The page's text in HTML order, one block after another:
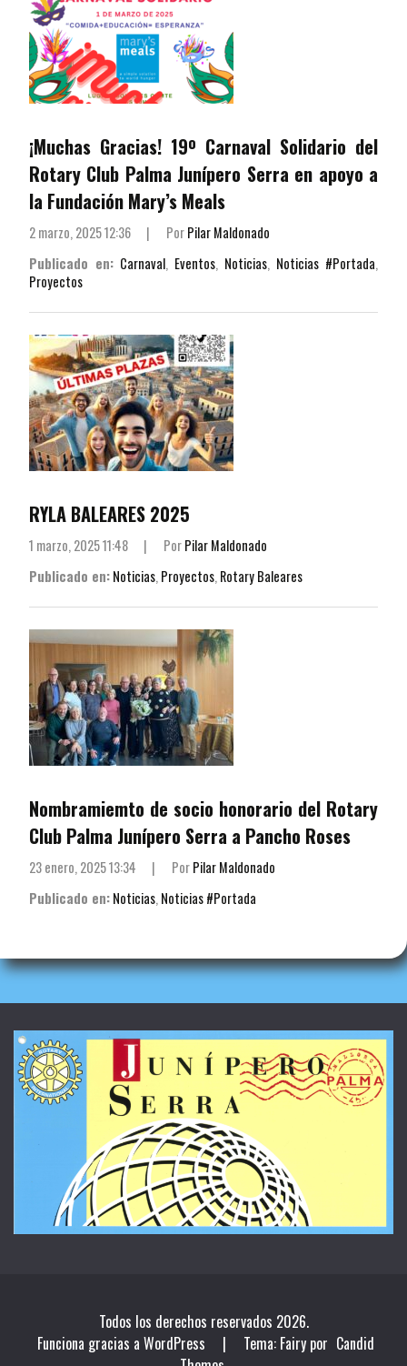
¡Muchas Gracias! 19º Carnaval Solidario del
Rotary Club Palma Junípero Serra en apoyo a
la Fundación Mary’s Meals
2 marzo, 2025 12:36 | PorPilar Maldonado
Publicado en: Carnaval, Eventos, Noticias, Noticias #Portada,
Proyectos
RYLA BALEARES 2025
1 marzo, 2025 11:48 | PorPilar Maldonado
Publicado en:Noticias, Proyectos, Rotary Baleares
Nombramiemto de socio honorario del Rotary
Club Palma Junípero Serra a Pancho Roses
23 enero, 2025 13:34 | PorPilar Maldonado
Publicado en:Noticias,Noticias #Portada
Todos los derechos reservados 2026.
Funciona gracias a WordPress
| Tema: Fairy por Candid